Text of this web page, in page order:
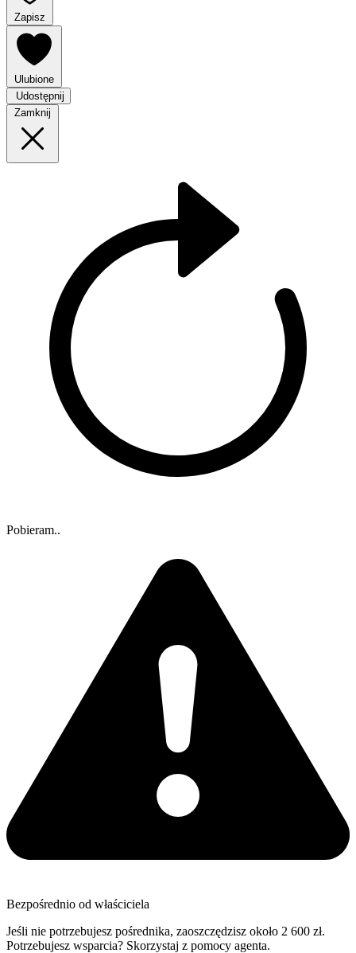
Zapisz
Ulubione
Udostępnij
Zamknij
Pobieram..
Bezpośrednio od właściciela
Jeśli nie potrzebujesz pośrednika, zaoszczędzisz około 2 600 zł.
Potrzebujesz wsparcia? Skorzystaj z pomocy agenta.